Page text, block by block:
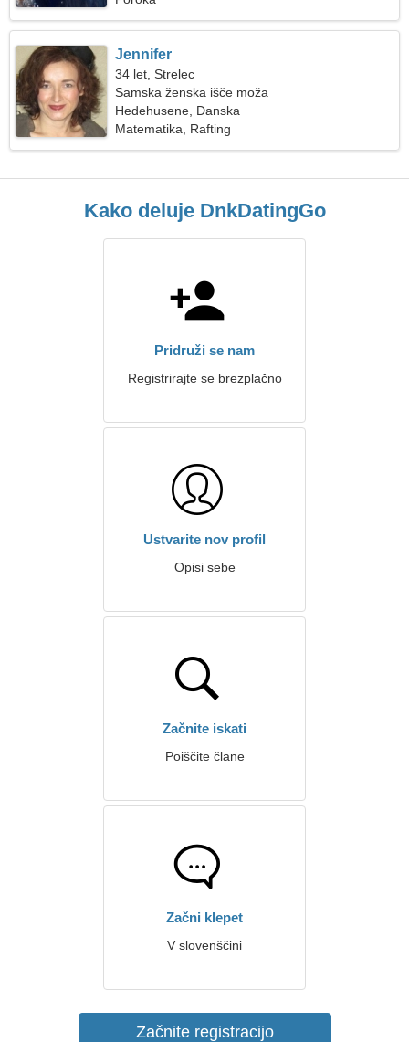
Jennifer
34 let, Strelec
Samska ženska išče moža
Hedehusene, Danska
Matematika, Rafting
Kako deluje DnkDatingGo
Pridruži se nam
Registrirajte se brezplačno
Ustvarite nov profil
Opisi sebe
Začnite iskati
Poiščite člane
Začni klepet
V slovenščini
Začnite registracijo